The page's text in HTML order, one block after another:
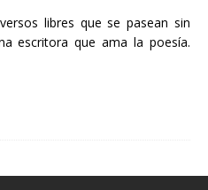
libres que se pasean sin
escritora que ama la poesía.